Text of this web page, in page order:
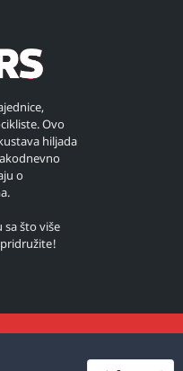
Ovo
hiljada
o
što više